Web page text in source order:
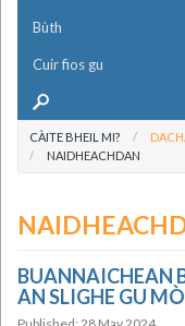
Bùth
Cuir fios gu
CÀITE BHEIL MI?
NAIDHEACHDAN
BUANNAICHEAN
AN SLIGHE GU